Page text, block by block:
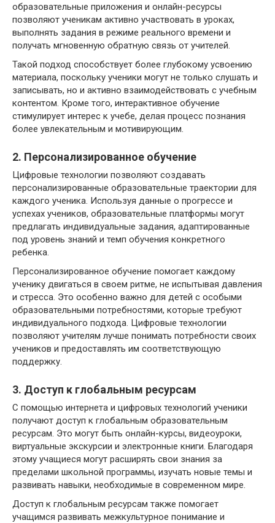
образовательные приложения и онлайн-ресурсы
позволяют ученикам активно участвовать в уроках,
выполнять задания в режиме реального времени и
получать мгновенную обратную связь от учителей.
Такой подход способствует более глубокому усвоению
материала, поскольку ученики могут не только слушать и
записывать, но и активно взаимодействовать с учебным
контентом. Кроме того, интерактивное обучение
стимулирует интерес к учебе, делая процесс познания
более увлекательным и мотивирующим.
2. Персонализированное обучение
Цифровые технологии позволяют создавать
персонализированные образовательные траектории для
каждого ученика. Используя данные о прогрессе и
успехах учеников, образовательные платформы могут
предлагать индивидуальные задания, адаптированные
под уровень знаний и темп обучения конкретного
ребенка.
Персонализированное обучение помогает каждому
ученику двигаться в своем ритме, не испытывая давления
и стресса. Это особенно важно для детей с особыми
образовательными потребностями, которые требуют
индивидуального подхода. Цифровые технологии
позволяют учителям лучше понимать потребности своих
учеников и предоставлять им соответствующую
поддержку.
3. Доступ к глобальным ресурсам
С помощью интернета и цифровых технологий ученики
получают доступ к глобальным образовательным
ресурсам. Это могут быть онлайн-курсы, видеоуроки,
виртуальные экскурсии и электронные книги. Благодаря
этому учащиеся могут расширять свои знания за
пределами школьной программы, изучать новые темы и
развивать навыки, необходимые в современном мире.
Доступ к глобальным ресурсам также помогает
учащимся развивать межкультурное понимание и